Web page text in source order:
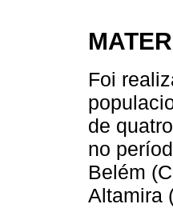
Foi
de quatro
no
Belém
Altamira